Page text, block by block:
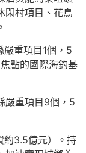
閑村項目、花鳥
嚴重項目1個，5
點的國際海釣基
嚴重項目9個，5
約3.5億元）。持